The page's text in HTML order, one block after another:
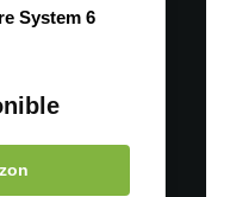
System 6